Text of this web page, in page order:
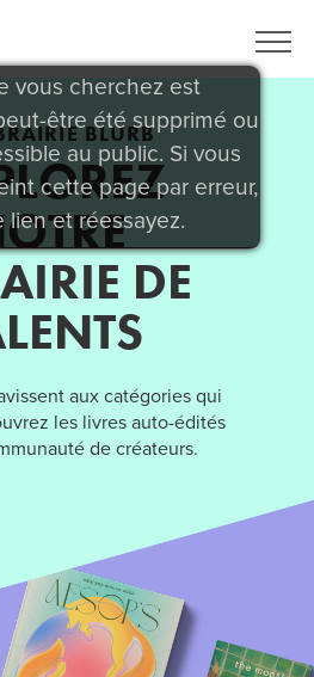
vous cherchez est
être été supprimé ou
au public. Si vous
cette page par erreur,
lien et réessayez.
BLURB
DE
aux catégories qui
les livres auto-édités
de créateurs.